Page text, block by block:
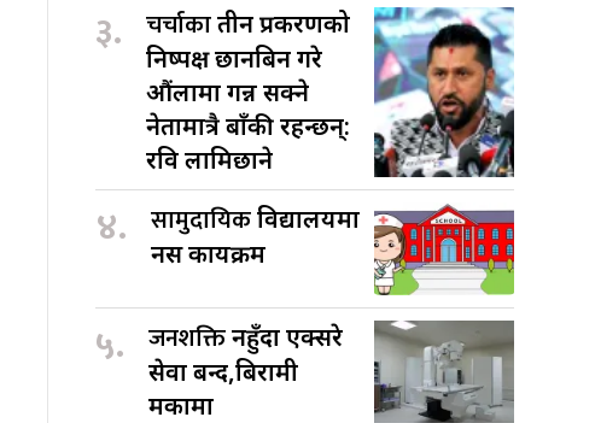
३. चर्चाकातीन प्रकरणको
निष्पक्ष छानबिन गरे
औंलामा गन्न सक्ने
नेतामात्रै बाँकी रहन्छन्:
रवि लामिछाने
४. सामुदायिकविद्यालयमा
नर्स कार्यक्रम
५. जनशक्तिनहुँदा एक्सरे
सेवा बन्द,बिरामी
मर्कामा